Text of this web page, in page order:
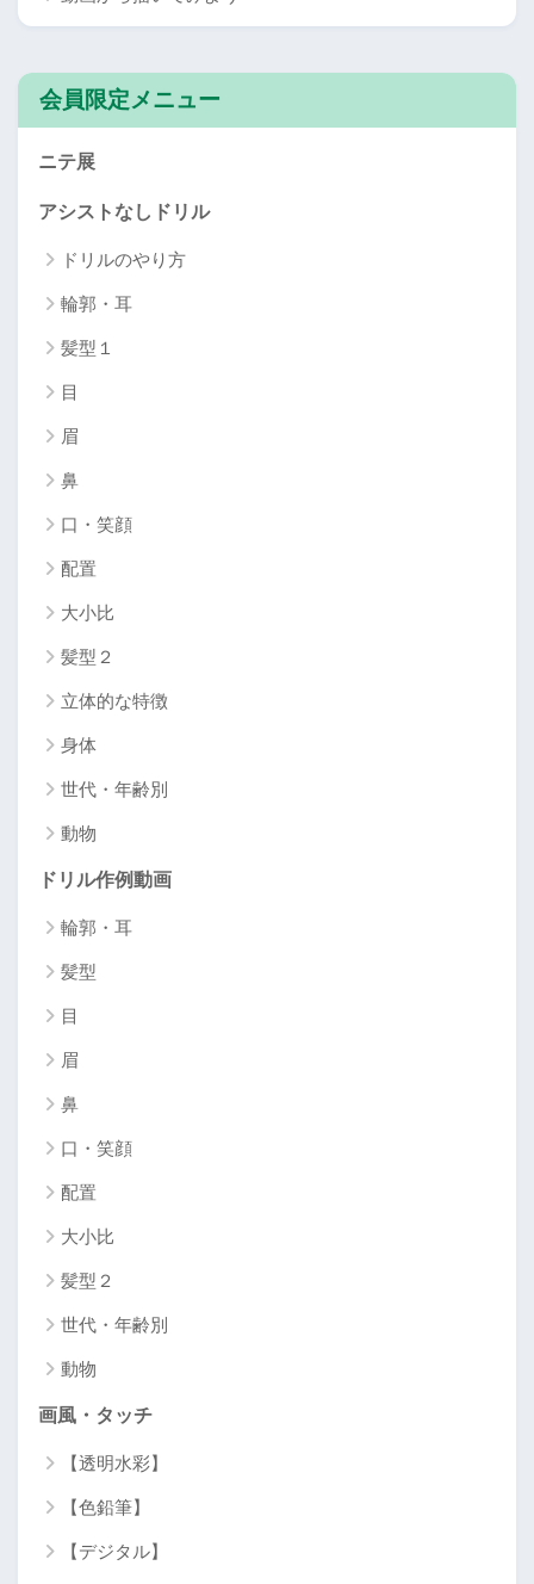
会員限定メニュー
ニテ展
アシストなしドリル
ドリルのやり方
輪郭・耳
髪型１
目
眉
鼻
口・笑顔
配置
大小比
髪型２
立体的な特徴
身体
世代・年齢別
動物
ドリル作例動画
輪郭・耳
髪型
目
眉
鼻
口・笑顔
配置
大小比
髪型２
世代・年齢別
動物
画風・タッチ
【透明水彩】
【色鉛筆】
【デジタル】